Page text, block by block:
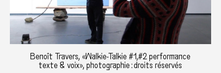
Benoît Travers, «Walkie-Talkie #1,#2 performance
texte & voix», photographie : droits réservés